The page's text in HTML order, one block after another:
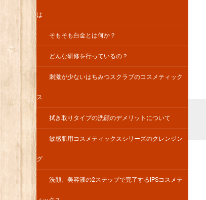
は
そもそも白金とは何か？
どんな研修を行っているの？
刺激が少ないはちみつスクラブのコスメティック
ス
拭き取りタイプの洗顔のデメリットについて
敏感肌用コスメティックスシリーズのクレンジン
グ
洗顔、美容液の2ステップで完了するIPSコスメテ